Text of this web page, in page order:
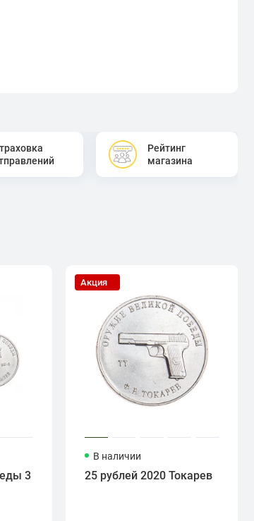
Рейтинг
магазина
3
Акция
В наличии
25 рублей 2020 Токарев